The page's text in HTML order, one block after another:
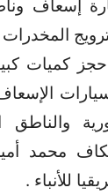
إسعاف
المخدرات
حجز كميات
محمد
للأنباء .